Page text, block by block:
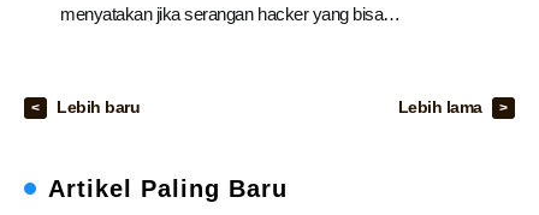
menyatakan jika serangan hacker yang bisa…
Lebih baru Lebih lama
Artikel Paling Baru